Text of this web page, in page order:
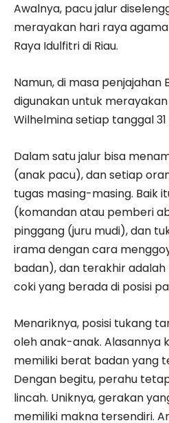
Awalnya, pacu jalur
merayakan hari raya
Raya Idulfitri di Riau.
Namun, di masa penjajahan
digunakan untuk
Wilhelmina setiap tanggal 31
Dalam satu jalur bisa
(anak pacu), dan setiap
tugas masing-masing. Baik
(komandan atau pemberi
pinggang (juru mudi), dan
irama dengan cara
badan), dan terakhir
coki yang berada di posisi
Menariknya, posisi tukang
oleh anak-anak. Alasannya
memiliki berat badan yang
Dengan begitu, perahu
lincah. Uniknya, gerakan
memiliki makna tersendiri.